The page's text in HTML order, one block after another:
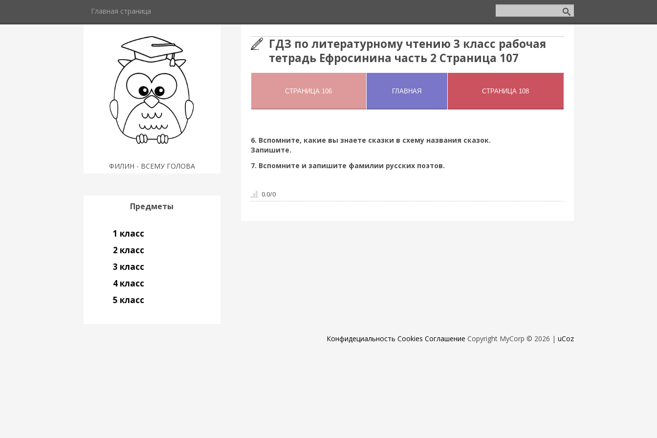
Главная страница
ФИЛИН - ВСЕМУ ГОЛОВА
ГДЗ по литературному чтению 3 класс рабочая
тетрадь Ефросинина часть 2 Страница 107
6. Вспомните, какие вы знаете сказки в схему названия сказок.
Запишите.
7. Вспомните и запишите фамилии русских поэтов.
0.0/0
Предметы
1 класс
2 класс
3 класс
4 класс
5 класс
Конфидециальность Cookies Соглашение Copyright MyCorp © 2026 | uCoz